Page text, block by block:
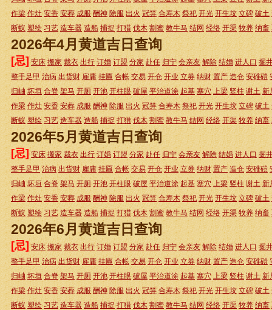
作梁 作灶 安香 安葬 成服 酬神 除服 出火 冠笄 合寿木 祭祀 开光 开生坟 立碑 破土
断蚁 塑绘 习艺 造车器 造船 捕捉 打猎 伐木 割蜜 教牛马 结网 经络 开渠 牧养 纳畜
2026年4月黄道吉日查询
[忌] 安床 搬家 裁衣 出行 订婚 订盟 分家 赴任 归宁 会亲友 解除 结婚 进人口 掘
整手足甲 治病 出货财 雇庸 挂匾 合帐 交易 开仓 开业 立券 纳财 置产 造仓 安碓磑
归岫 坏垣 合脊 架马 开厕 开池 开柱眼 破屋 平治道涂 起基 塞穴 上梁 竖柱 谢土 新
作梁 作灶 安香 安葬 成服 酬神 除服 出火 冠笄 合寿木 祭祀 开光 开生坟 立碑 破土
断蚁 塑绘 习艺 造车器 造船 捕捉 打猎 伐木 割蜜 教牛马 结网 经络 开渠 牧养 纳畜
2026年5月黄道吉日查询
[忌] 安床 搬家 裁衣 出行 订婚 订盟 分家 赴任 归宁 会亲友 解除 结婚 进人口 掘
整手足甲 治病 出货财 雇庸 挂匾 合帐 交易 开仓 开业 立券 纳财 置产 造仓 安碓磑
归岫 坏垣 合脊 架马 开厕 开池 开柱眼 破屋 平治道涂 起基 塞穴 上梁 竖柱 谢土 新
作梁 作灶 安香 安葬 成服 酬神 除服 出火 冠笄 合寿木 祭祀 开光 开生坟 立碑 破土
断蚁 塑绘 习艺 造车器 造船 捕捉 打猎 伐木 割蜜 教牛马 结网 经络 开渠 牧养 纳畜
2026年6月黄道吉日查询
[忌] 安床 搬家 裁衣 出行 订婚 订盟 分家 赴任 归宁 会亲友 解除 结婚 进人口 掘
整手足甲 治病 出货财 雇庸 挂匾 合帐 交易 开仓 开业 立券 纳财 置产 造仓 安碓磑
归岫 坏垣 合脊 架马 开厕 开池 开柱眼 破屋 平治道涂 起基 塞穴 上梁 竖柱 谢土 新
作梁 作灶 安香 安葬 成服 酬神 除服 出火 冠笄 合寿木 祭祀 开光 开生坟 立碑 破土
断蚁 塑绘 习艺 造车器 造船 捕捉 打猎 伐木 割蜜 教牛马 结网 经络 开渠 牧养 纳畜